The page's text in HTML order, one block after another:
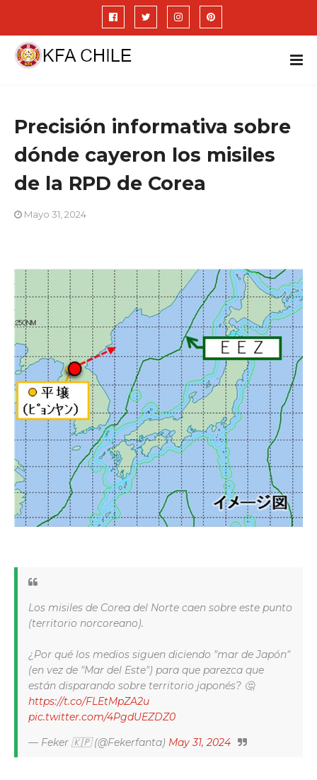
Precisión informativa sobre
dónde cayeron los misiles
de la RPD de Corea
Mayo 31, 2024
Los misiles de Corea del Norte caen sobre este punto
(territorio norcoreano).
¿Por qué los medios siguen diciendo "mar de Japón"
(en vez de "Mar del Este") para que parezca que
están disparando sobre territorio japonés? 🤔
https://t.co/FLEtMpZA2u
pic.twitter.com/4PgdUEZDZ0
— Feker 🇰🇵 (@Fekerfanta) May 31, 2024